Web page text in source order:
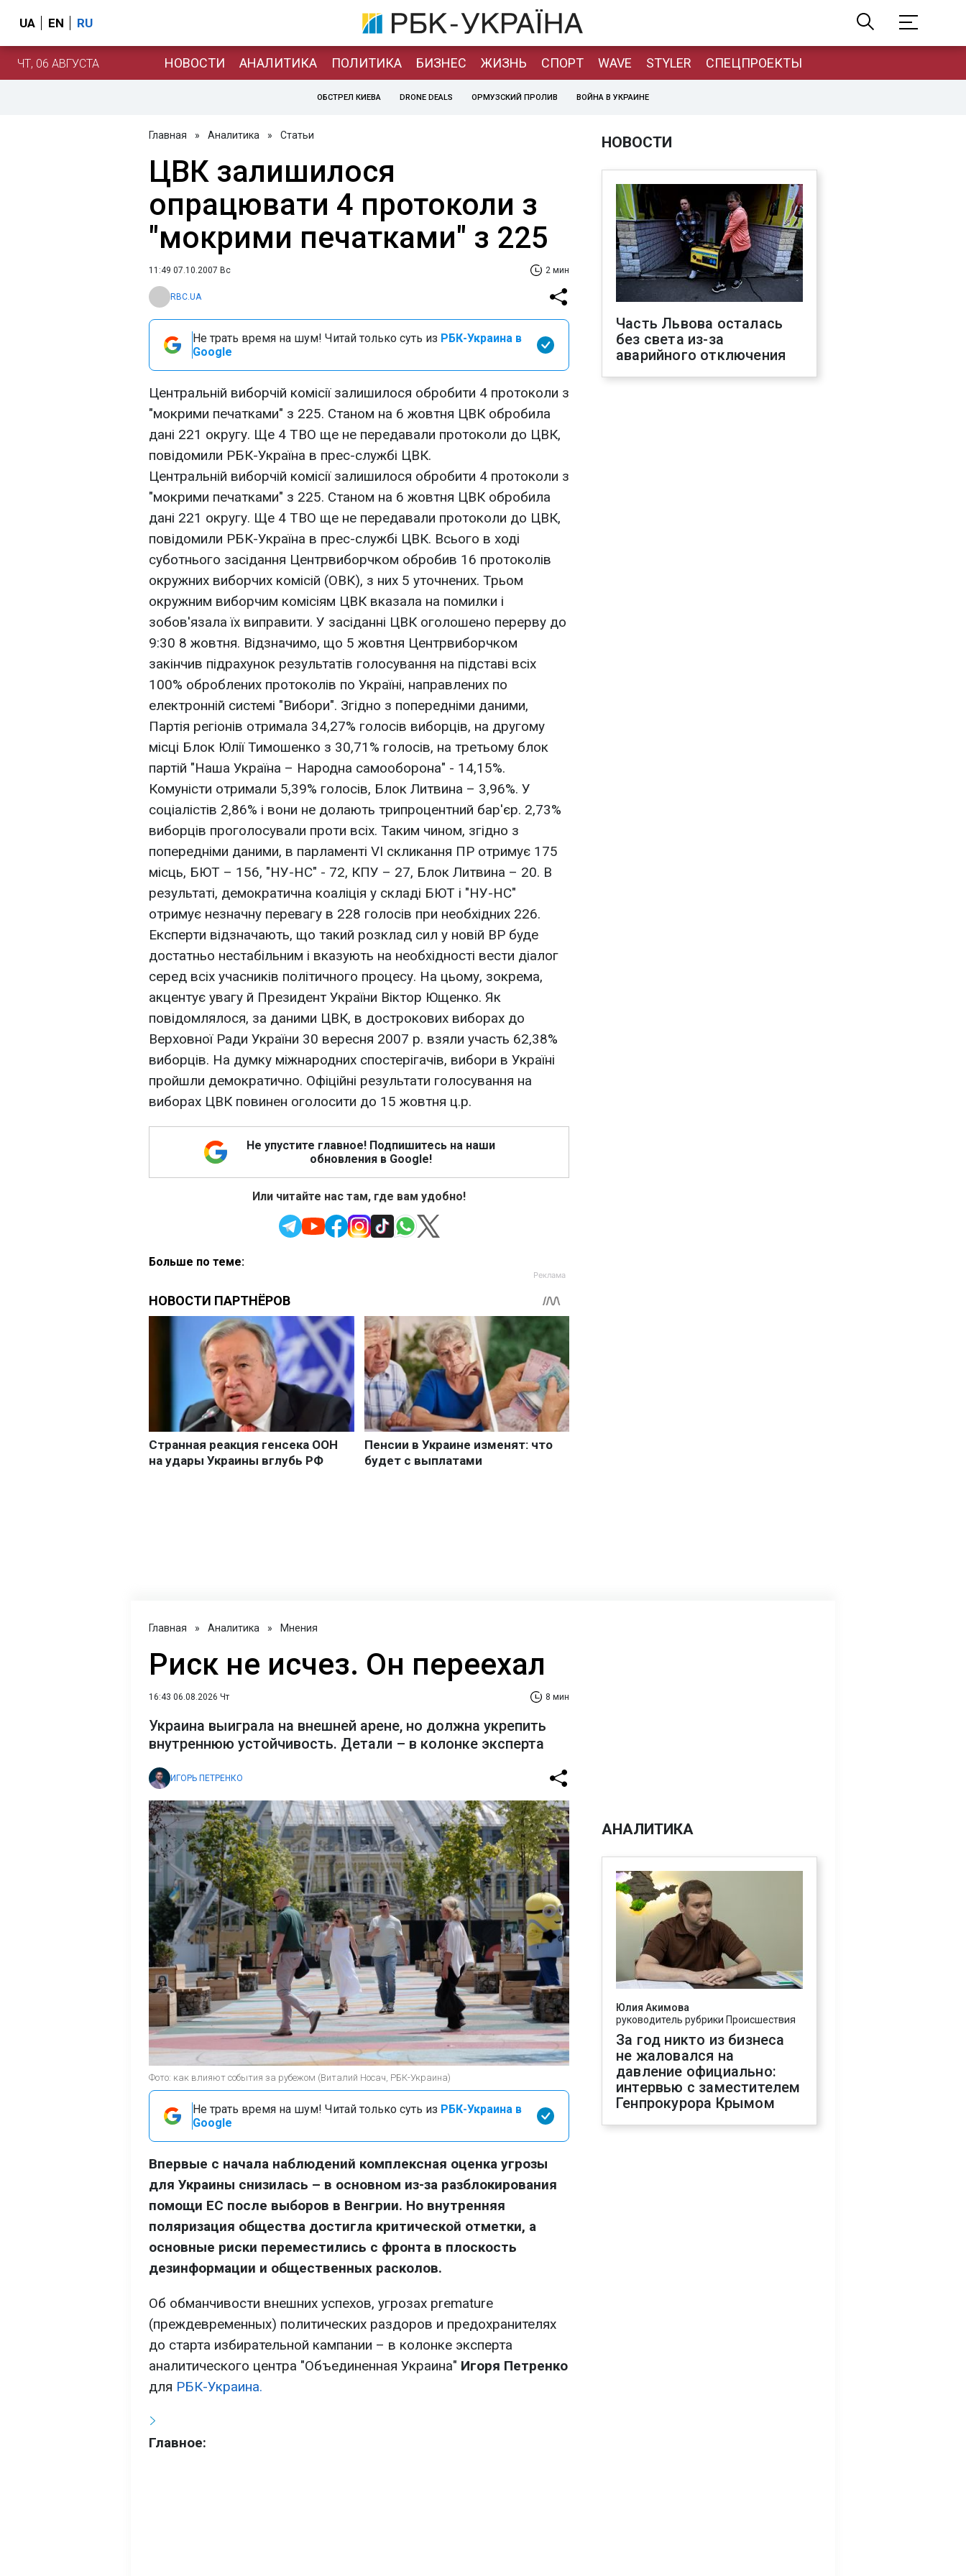
UA EN RU
ЧТ, 06 АВГУСТА НОВОСТИ АНАЛИТИКА ПОЛИТИКА БИЗНЕС ЖИЗНЬ СПОРТ WAVE STYLER СПЕЦПРОЕКТЫ
ОБСТРЕЛ КИЕВА DRONE DEALS ОРМУЗСКИЙ ПРОЛИВ ВОЙНА В УКРАИНЕ
Главная » Аналитика » Статьи
ЦВК залишилося
опрацювати 4 протоколи з
"мокрими печатками" з 225
11:49 07.10.2007 Вс 2 мин
RBC.UA
Не трать время на шум! Читай только суть из РБК-Украина в
Google
Центральній виборчій комісії залишилося обробити 4 протоколи з
"мокрими печатками" з 225. Станом на 6 жовтня ЦВК обробила
дані 221 округу. Ще 4 ТВО ще не передавали протоколи до ЦВК,
повідомили РБК-Україна в прес-службі ЦВК.
Центральній виборчій комісії залишилося обробити 4 протоколи з
"мокрими печатками" з 225. Станом на 6 жовтня ЦВК обробила
дані 221 округу. Ще 4 ТВО ще не передавали протоколи до ЦВК,
повідомили РБК-Україна в прес-службі ЦВК. Всього в ході
суботнього засідання Центрвиборчком обробив 16 протоколів
окружних виборчих комісій (ОВК), з них 5 уточнених. Трьом
окружним виборчим комісіям ЦВК вказала на помилки і
зобов'язала їх виправити. У засіданні ЦВК оголошено перерву до
9:30 8 жовтня. Відзначимо, що 5 жовтня Центрвиборчком
закінчив підрахунок результатів голосування на підставі всіх
100% оброблених протоколів по Україні, направлених по
електронній системі "Вибори". Згідно з попередніми даними,
Партія регіонів отримала 34,27% голосів виборців, на другому
місці Блок Юлії Тимошенко з 30,71% голосів, на третьому блок
партій "Наша Україна – Народна самооборона" - 14,15%.
Комуністи отримали 5,39% голосів, Блок Литвина – 3,96%. У
соціалістів 2,86% і вони не долають трипроцентний бар'єр. 2,73%
виборців проголосували проти всіх. Таким чином, згідно з
попередніми даними, в парламенті VI скликання ПР отримує 175
місць, БЮТ – 156, "НУ-НС" - 72, КПУ – 27, Блок Литвина – 20. В
результаті, демократична коаліція у складі БЮТ і "НУ-НС"
отримує незначну перевагу в 228 голосів при необхідних 226.
Експерти відзначають, що такий розклад сил у новій ВР буде
достатньо нестабільним і вказують на необхідності вести діалог
серед всіх учасників політичного процесу. На цьому, зокрема,
акцентує увагу й Президент України Віктор Ющенко. Як
повідомлялося, за даними ЦВК, в дострокових виборах до
Верховної Ради України 30 вересня 2007 р. взяли участь 62,38%
виборців. На думку міжнародних спостерігачів, вибори в Україні
пройшли демократично. Офіційні результати голосування на
виборах ЦВК повинен оголосити до 15 жовтня ц.р.
Не упустите главное! Подпишитесь на наши
обновления в Google!
Или читайте нас там, где вам удобно!
Больше по теме:
НОВОСТИ
Часть Львова осталась
без света из-за
аварийного отключения
Главная » Аналитика » Мнения
Риск не исчез. Он переехал
16:43 06.08.2026 Чт 8 мин
Украина выиграла на внешней арене, но должна укрепить
внутреннюю устойчивость. Детали – в колонке эксперта
ИГОРЬ ПЕТРЕНКО
Фото: как влияют события за рубежом (Виталий Носач, РБК-Украина)
Не трать время на шум! Читай только суть из РБК-Украина в
Google
Впервые с начала наблюдений комплексная оценка угрозы
для Украины снизилась – в основном из-за разблокирования
помощи ЕС после выборов в Венгрии. Но внутренняя
поляризация общества достигла критической отметки, а
основные риски переместились с фронта в плоскость
дезинформации и общественных расколов.
Об обманчивости внешних успехов, угрозах premature
(преждевременных) политических раздоров и предохранителях
до старта избирательной кампании – в колонке эксперта
аналитического центра "Объединенная Украина" Игоря Петренко
для РБК-Украина.
Главное:
АНАЛИТИКА
Юлия Акимова
руководитель рубрики Происшествия
За год никто из бизнеса
не жаловался на
давление официально:
интервью с заместителем
Генпрокурора Крымом